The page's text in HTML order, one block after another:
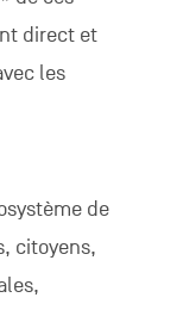
direct et
les
de
citoyens,